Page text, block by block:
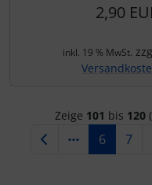
2,90
inkl. 19 % MwSt.
Zeige 101 bis 120
6 7